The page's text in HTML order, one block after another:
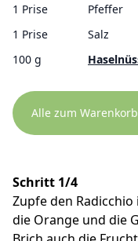
1 Prise
Pfeffer
1 Prise
Salz
100 g
Alle zum
Schritt 1/4
Zupfe den
die Orange und die